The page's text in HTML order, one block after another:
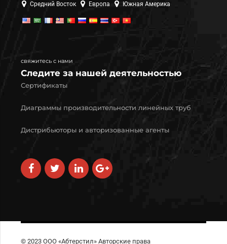
Средний Восток Европа Южная Америка
свяжитесь с нами
Следите за нашей деятельностью
Сертификаты
Диаграммы производительности линейных труб
Дистрибьюторы и авторизованные агенты
© 2023 ООО «Абтерстил» Авторские права